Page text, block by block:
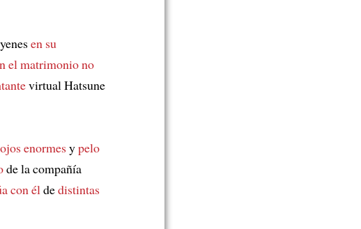
en su
el matrimoniono
virtual Hatsune
ojos enormesypelo
de la compañía
con éldedistintas